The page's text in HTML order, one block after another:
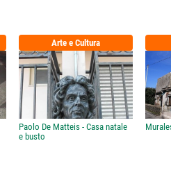
Arte e Cultura
Paolo De Matteis - Casa natale
e busto